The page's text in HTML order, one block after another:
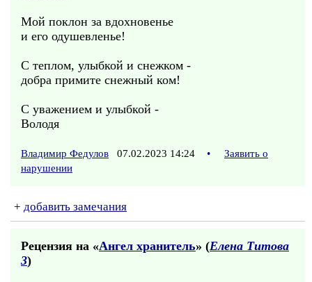
Мой поклон за вдохновенье
и его одушевленье!
С теплом, улыбкой и снежком -
добра примите снежный ком!
С уважением и улыбкой -
Володя
Владимир Федулов 07.02.2023 14:24 •
Заявить о
нарушении
+ добавить замечания
Рецензия на «Ангел хранитель» (Елена Титова
3)